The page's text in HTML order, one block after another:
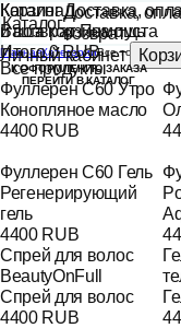
КаталогДоставка,
и возвратПомощь
Личный кабинет
Корзина
Ваша корзина пуста
Итого 0 RUB
К ОФОРМЛЕНИЮ ЗАКАЗА
ПЕРЕЙТИ В КАТАЛОГ
Каталог
Доставка,
возврат
ГлавнаяКатегорииВсе товары
Все продукты
Фуллерен С60 Утро
Конопляное масло
4400 RUB
Фуллерен С60 Гель
Регенерирующий
гель
4400 RUB
Спрей для волос
BeautyOnFull
Спрей для волос
4400 RUB